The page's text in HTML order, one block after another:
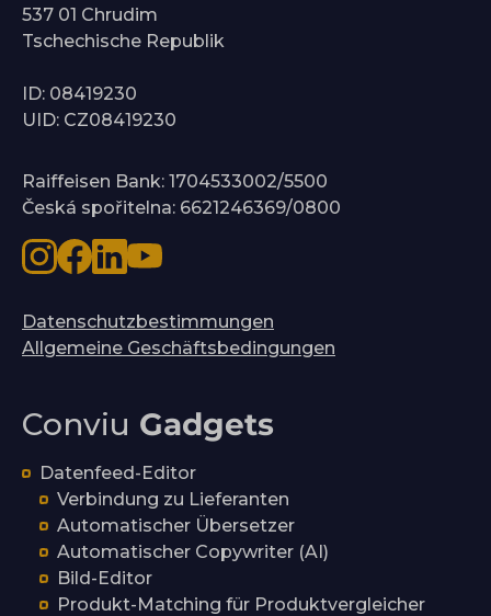
537 01 Chrudim
Tschechische Republik
ID: 08419230
UID: CZ08419230
Raiffeisen Bank: 1704533002/5500
Česká spořitelna: 6621246369/0800
Datenschutzbestimmungen
Allgemeine Geschäftsbedingungen
Conviu Gadgets
Datenfeed-Editor
Verbindung zu Lieferanten
Automatischer Übersetzer
Automatischer Copywriter (AI)
Bild-Editor
Produkt-Matching für Produktvergleicher